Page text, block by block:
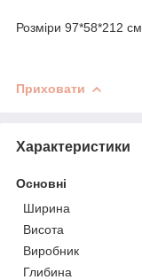
Розміри 97*58*212 см
Приховати
Характеристики
Основні
Ширина
Висота
Виробник
Глибина